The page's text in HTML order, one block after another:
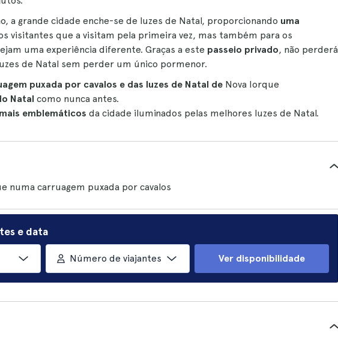
a grande cidade enche-se de luzes de Natal, proporcionando uma
visitantes que a visitam pela primeira vez, mas também para os
uma experiência diferente. Graças a este passeio privado, não perderá
de Natal sem perder um único pormenor.
puxada por cavalos e das luzes de Natal de Nova Iorque
Natal como nunca antes.
emblemáticos da cidade iluminados pelas melhores luzes de Natal.
numa carruagem puxada por cavalos
e data
Número de viajantes Ver disponibilidade